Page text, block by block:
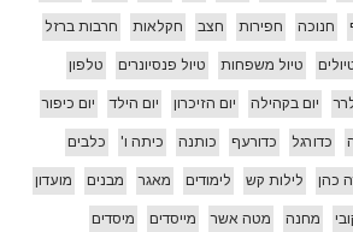
חנוכה חפירות חצב חקלאות חרבות ברזל
טיול משפחות טיול פנסיונרים טלפון
יום בקהילה יום הזיכרון יום הילד יום כיפור
כדורגל כדורעף כותנה כיתה ו' כלבים
כהן לילות קש לימודים מאגר מבנים מועדון
מחנה מטה אשר מייסדים מיסדים